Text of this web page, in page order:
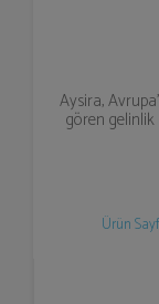
Aysira,
gören
Ürün